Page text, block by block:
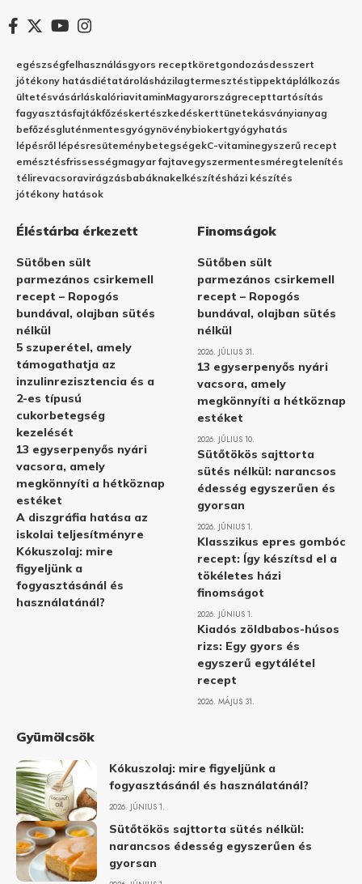
egészségfelhasználásgyors receptköretgondozásdesszert
jótékony hatásdiétatárolásházilagtermesztéstippektáplálkozás
ültetésvásárláskalóriavitaminMagyarországrecepttartósítás
fagyasztásfajtákfőzéskertészkedéskerttünetekásványianyag
befőzésgluténmentesgyógynövénybiokertgyógyhatás
lépésről lépésresüteménybetegségekC-vitaminegyszerű recept
emésztésfrissességmagyar fajtavegyszermentesméregtelenítés
télirevacsoravirágzásbabáknakelkészítésházi készítés
jótékony hatások
Éléstárba érkezett
Sütőben sült
parmezános csirkemell
recept – Ropogós
bundával, olajban sütés
nélkül
5 szuperétel, amely
támogathatja az
inzulinrezisztencia és a
2-es típusú
cukorbetegség
kezelését
13 egyserpenyős nyári
vacsora, amely
megkönnyíti a hétköznap
estéket
A diszgráfia hatása az
iskolai teljesítményre
Kókuszolaj: mire
figyeljünk a
fogyasztásánál és
használatánál?
Finomságok
Sütőben sült
parmezános csirkemell
recept – Ropogós
bundával, olajban sütés
nélkül
2026. JÚLIUS 31.
13 egyserpenyős nyári
vacsora, amely
megkönnyíti a hétköznap
estéket
2026. JÚLIUS 10.
Sütőtökös sajttorta
sütés nélkül: narancsos
édesség egyszerűen és
gyorsan
2026. JÚNIUS 1.
Klasszikus epres gombóc
recept: Így készítsd el a
tökéletes házi
finomságot
2026. JÚNIUS 1.
Kiadós zöldbabos-húsos
rizs: Egy gyors és
egyszerű egytálétel
recept
2026. MÁJUS 31.
Gyümölcsök
Kókuszolaj: mire figyeljünk a
fogyasztásánál és használatánál?
2026. JÚNIUS 1.
Sütőtökös sajttorta sütés nélkül:
narancsos édesség egyszerűen és
gyorsan